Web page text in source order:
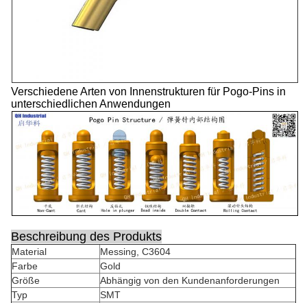
Verschiedene Arten von Innenstrukturen für Pogo-Pins in
unterschiedlichen Anwendungen
Beschreibung des Produkts
Material
Messing, C3604
Farbe
Gold
Größe
Abhängig von den Kundenanforderungen
Typ
SMT